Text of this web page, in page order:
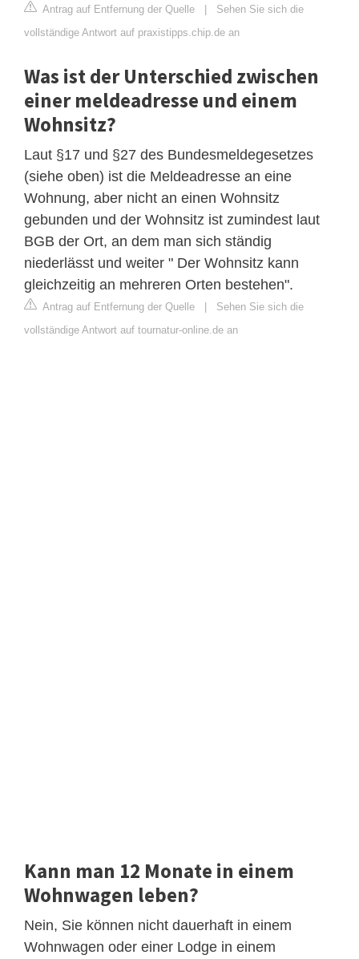
Antrag auf Entfernung der Quelle | Sehen Sie sich die
vollständige Antwort auf praxistipps.chip.de an
Was ist der Unterschied zwischen
einer meldeadresse und einem
Wohnsitz?
Laut §17 und §27 des Bundesmeldegesetzes
(siehe oben) ist die Meldeadresse an eine
Wohnung, aber nicht an einen Wohnsitz
gebunden und der Wohnsitz ist zumindest laut
BGB der Ort, an dem man sich ständig
niederlässt und weiter " Der Wohnsitz kann
gleichzeitig an mehreren Orten bestehen".
Antrag auf Entfernung der Quelle | Sehen Sie sich die
vollständige Antwort auf tournatur-online.de an
Kann man 12 Monate in einem
Wohnwagen leben?
Nein, Sie können nicht dauerhaft in einem
Wohnwagen oder einer Lodge in einem